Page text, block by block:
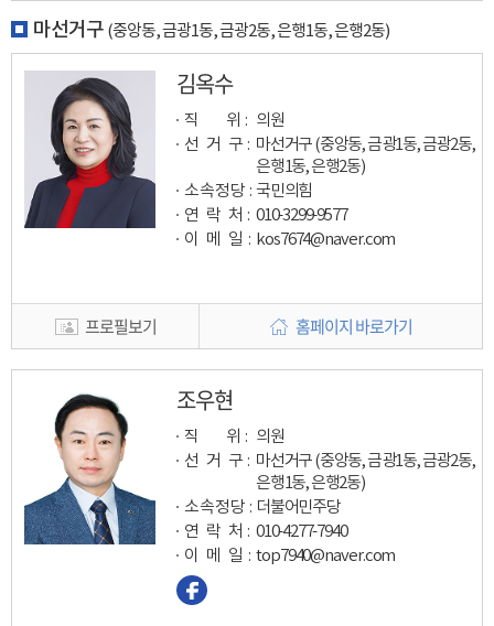
마선거구 (중앙동, 금광1동, 금광2동, 은행1동, 은행2동)
김옥수
직 위 : 의원
선 거 구 : 마선거구 (중앙동, 금광1동, 금광2동,
은행1동, 은행2동)
소속정당 : 국민의힘
연 락 처 : 010-3299-9577
이 메 일 : kos7674@naver.com
프로필보기 홈페이지 바로가기
조우현
직 위 : 의원
선 거 구 : 마선거구 (중앙동, 금광1동, 금광2동,
은행1동, 은행2동)
소속정당 : 더불어민주당
연 락 처 : 010-4277-7940
이 메 일 : top7940@naver.com